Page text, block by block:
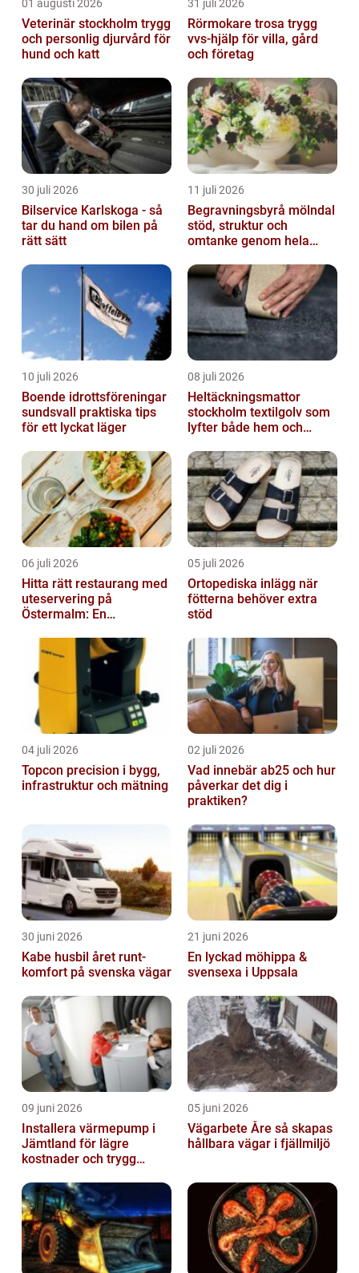
01 augusti 2026
Veterinär stockholm trygg
och personlig djurvård för
hund och katt
31 juli 2026
Rörmokare trosa trygg
vvs-hjälp för villa, gård
och företag
30 juli 2026
Bilservice Karlskoga - så
tar du hand om bilen på
rätt sätt
11 juli 2026
Begravningsbyrå mölndal
stöd, struktur och
omtanke genom hela
10 juli 2026
Boende idrottsföreningar
sundsvall praktiska tips
för ett lyckat läger
08 juli 2026
Heltäckningsmattor
stockholm textilgolv som
lyfter både hem och
06 juli 2026
Hitta rätt restaurang med
uteservering på
Östermalm: En
i solen
05 juli 2026
Ortopediska inlägg när
fötterna behöver extra
stöd
04 juli 2026
Topcon precision i bygg,
infrastruktur och mätning
02 juli 2026
Vad innebär ab25 och hur
påverkar det dig i
praktiken?
30 juni 2026
Kabe husbil året runt-
komfort på svenska vägar
21 juni 2026
En lyckad möhippa &
svensexa i Uppsala
09 juni 2026
Installera värmepump i
Jämtland för lägre
kostnader och trygg
05 juni 2026
Vägarbete Åre så skapas
hållbara vägar i fjällmiljö